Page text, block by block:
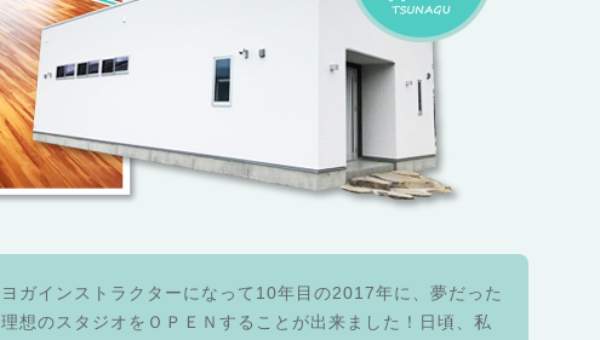
ヨガインストラクターになって10年目の2017年に、夢だった
理想のスタジオをＯＰＥＮすることが出来ました！日頃、私